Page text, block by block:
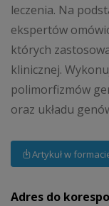
leczenia. Na
ekspertów
których
klinicznej.
polimorfizmów
oraz układu
Artykuł w
Adres do